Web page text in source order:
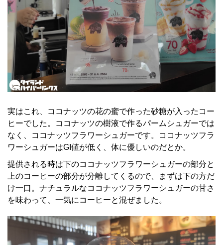
実はこれ、ココナッツの花の蜜で作った砂糖が入ったコー
ヒーでした。ココナッツの樹液で作るパームシュガーでは
なく、ココナッツフラワーシュガーです。ココナッツフラ
ワーシュガーはGI値が低く、体に優しいのだとか。
提供される時は下のココナッツフラワーシュガーの部分と
上のコーヒーの部分が分離してくるので、まずは下の方だ
け一口。ナチュラルなココナッツフラワーシュガーの甘さ
を味わって、一気にコーヒーと混ぜました。